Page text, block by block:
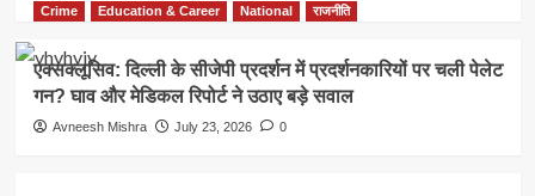
Crime
Education & Career National राजनीति
एक्सक्लूसिव: दिल्ली के सीजेपी प्रदर्शन में प्रदर्शनकारियों पर चली पेलेट
गन? घाव और मेडिकल रिपोर्ट ने उठाए बड़े सवाल
Avneesh Mishra July 23, 2026 0